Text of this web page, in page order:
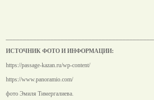
ИСТОЧНИК ФОТО И ИНФОРМАЦИИ:
https://passage-kazan.ru/wp-content/
https://www.panoramio.com/
фото Эмиля Тимергалиева.